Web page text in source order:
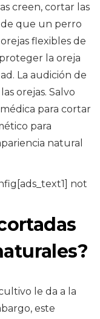
creen, cortar las
de que un perro
flexibles de
la oreja
La audición de
orejas. Salvo
para cortar
para
natural
not
le da a la
este